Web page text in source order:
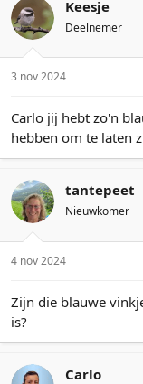
Keesje
Deelnemer
3 nov 2024
Carlo jij hebt zo'n
hebben om te laten
tantepeet
Nieuwkomer
4 nov 2024
Zijn die blauwe
is?
Carlo